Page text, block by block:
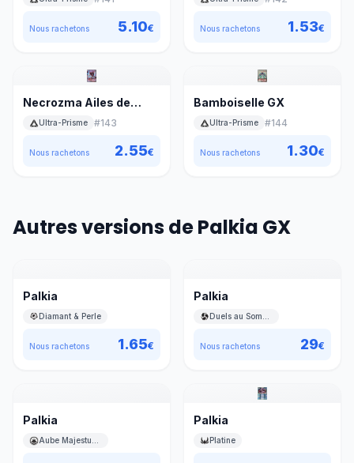
Nous rachetons 5.10€ Nous rachetons 1.53€
Necrozma Ailes de
l’Aurore GX
Ultra-Prisme #143
Nous rachetons 2.55€
Bamboiselle GX
Ultra-Prisme #144
Nous rachetons 1.30€
Autres versions de Palkia GX
Palkia
Diamant & Perle
Nous rachetons 1.65€
Palkia
Nous rachetons 29€
Palkia Palkia
Platine